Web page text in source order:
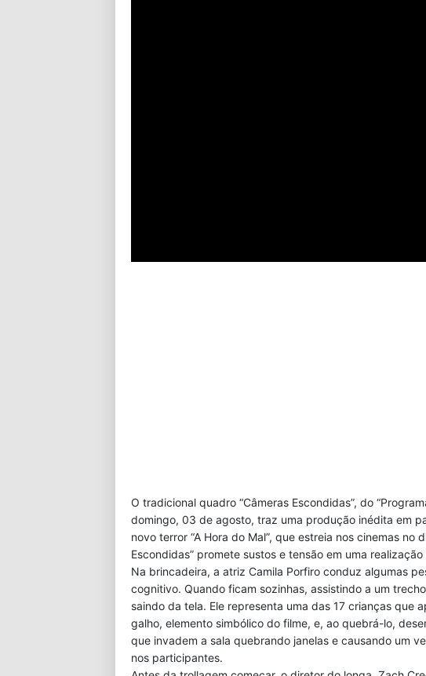
O tradicional quadro “Câmeras Escondidas”, do
domingo, 03 de agosto, traz uma produção inédita em
novo terror “A Hora do Mal”, que estreia nos cinemas no
Escondidas” promete sustos e tensão em uma
Na brincadeira, a atriz Camila Porfiro conduz algumas
cognitivo. Quando ficam sozinhas, assistindo a um
saindo da tela. Ele representa uma das 17 crianças que
galho, elemento simbólico do filme, e, ao quebrá-lo,
que invadem a sala quebrando janelas e causando um
nos participantes.